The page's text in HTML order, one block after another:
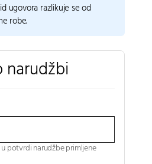
ugovora razlikuje se od
robe.
narudžbi
potvrdi narudžbe primljene